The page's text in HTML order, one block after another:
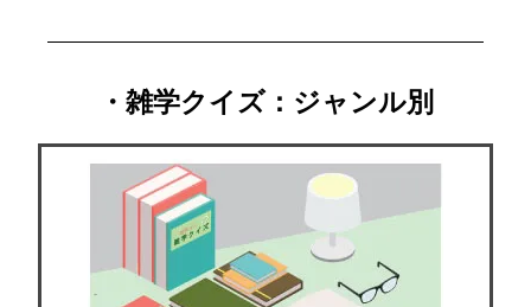
・雑学クイズ：ジャンル別